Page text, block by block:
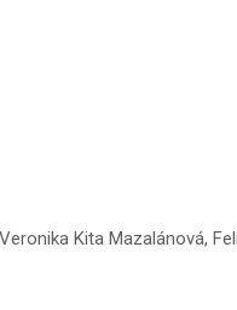
Kita Mazalánová,